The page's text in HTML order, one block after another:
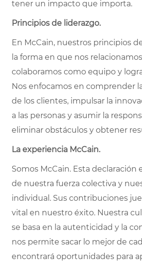
tener un impacto que importa.
Principios de liderazgo.
En McCain, nuestros principios
la forma en que nos
colaboramos como equipo y
Nos enfocamos en comprender
de los clientes, impulsar la
a las personas y asumir la
eliminar obstáculos y obtener
La experiencia McCain.
Somos McCain. Esta
de nuestra fuerza colectiva y
individual. Sus contribuciones
vital en nuestro éxito. Nuestra
se basa en la autenticidad y la
nos permite sacar lo mejor de
encontrará oportunidades para